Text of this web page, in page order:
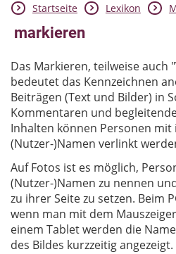
Aktuelles
Startseite Lexikon
markieren
Das Markieren, teilweise auch
bedeutet das Kennzeichnen
Beiträgen (Text und Bilder) in
Kommentaren und
Inhalten können Personen mit
(Nutzer-)Namen verlinkt
Auf Fotos ist es möglich,
(Nutzer-)Namen zu nennen
zu ihrer Seite zu setzen. Beim
wenn man mit dem
einem Tablet werden die
des Bildes kurzzeitig